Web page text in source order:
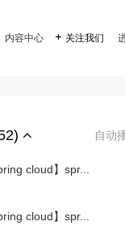
内容中心  关注我们
自动
cloud】spr...
cloud】spr...